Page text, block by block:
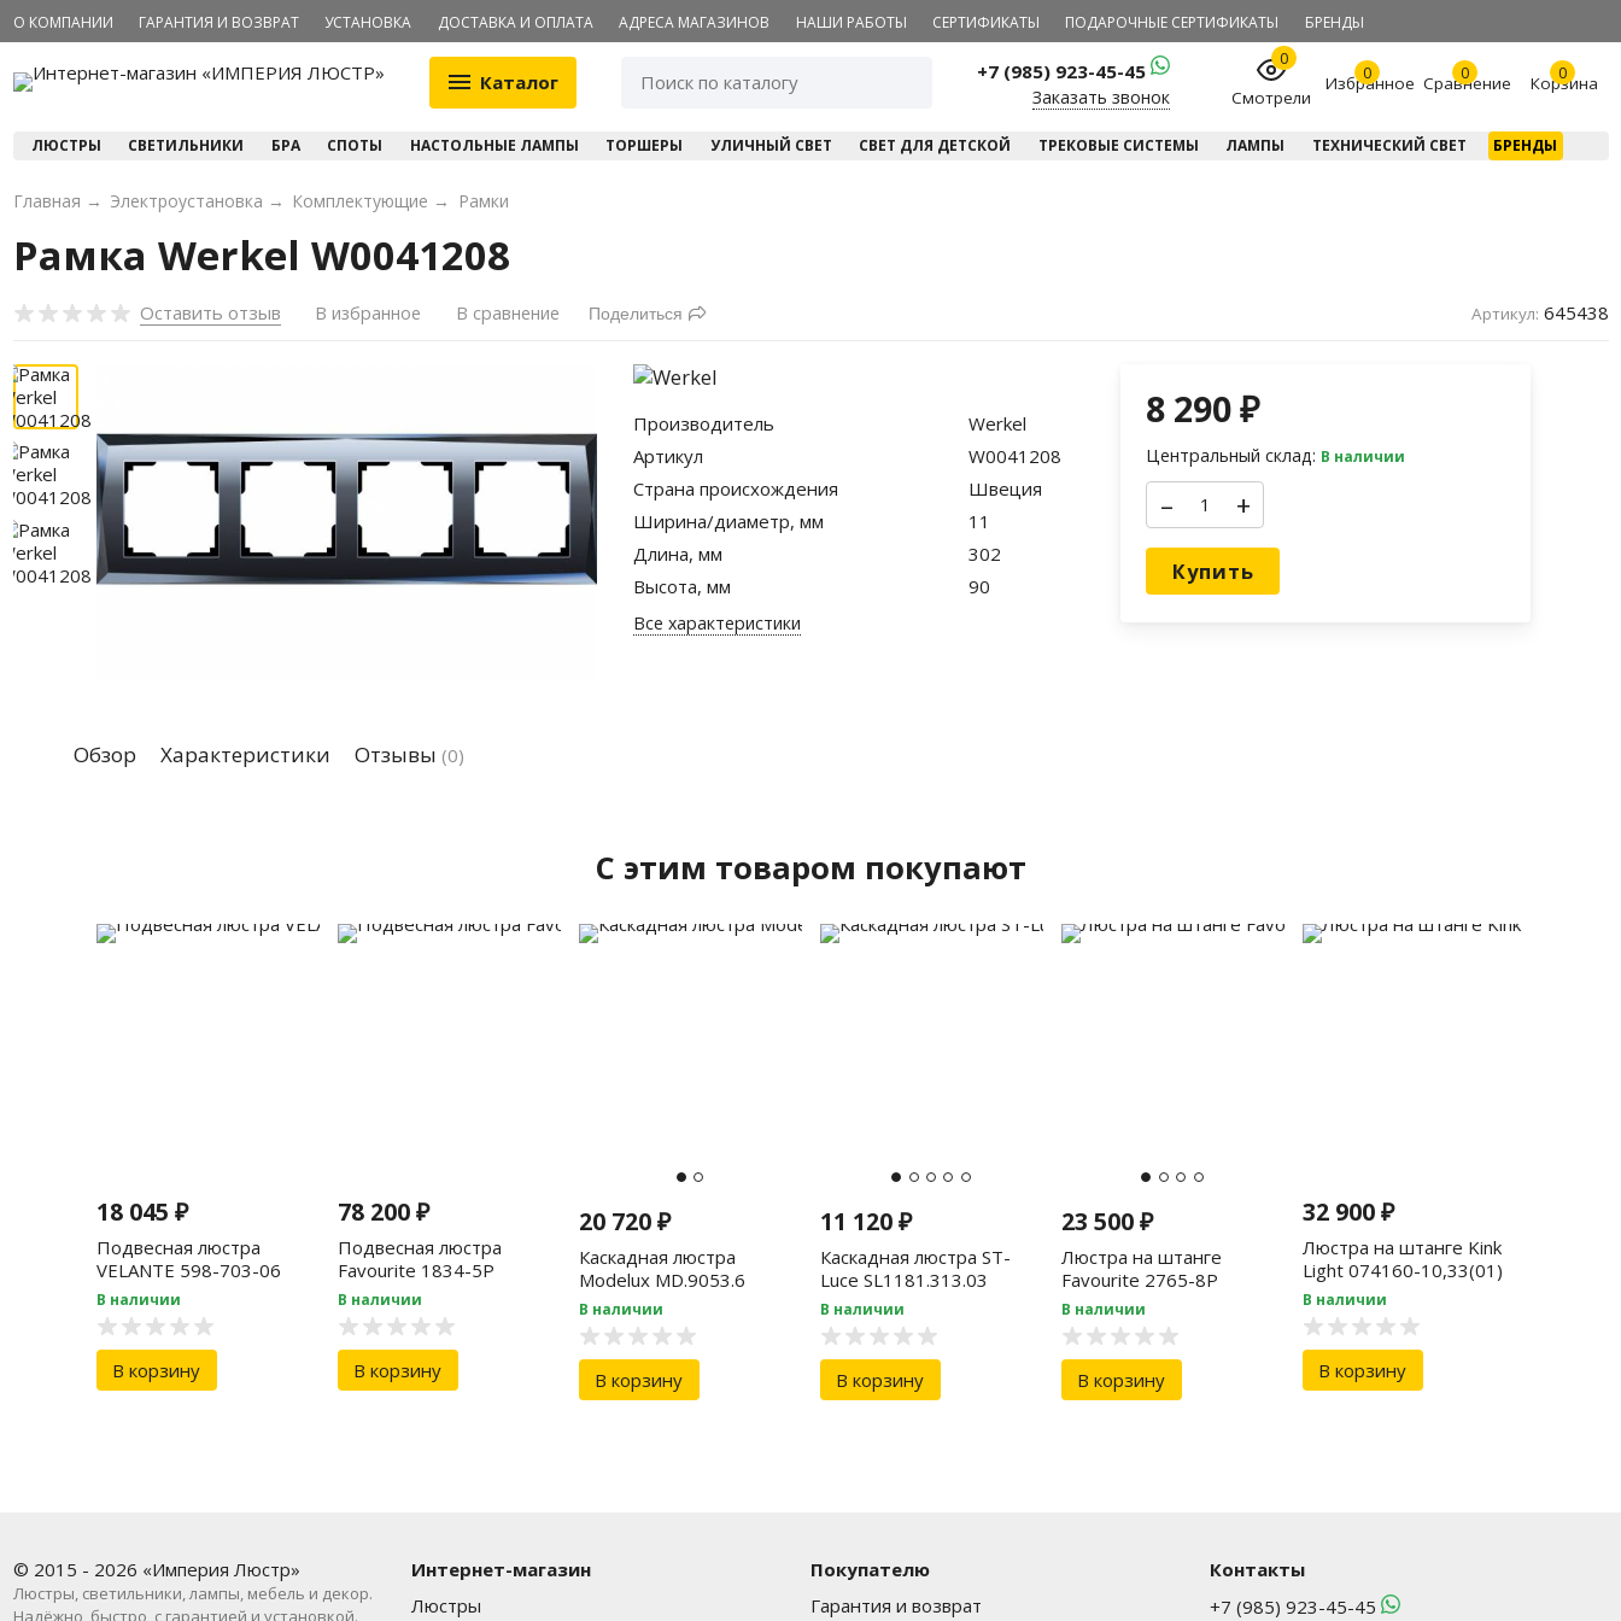
О КОМПАНИИ ГАРАНТИЯ И ВОЗВРАТ УСТАНОВКА ДОСТАВКА И ОПЛАТА АДРЕСА МАГАЗИНОВ НАШИ РАБОТЫ СЕРТИФИКАТЫ ПОДАРОЧНЫЕ СЕРТИФИКАТЫ БРЕНДЫ
Каталог +7 (985) 923-45-45
Заказать звонок
0
Смотрели
0
Избранное 0
Сравнение 0
Корзина
ЛЮСТРЫ СВЕТИЛЬНИКИ БРА СПОТЫ НАСТОЛЬНЫЕ ЛАМПЫ ТОРШЕРЫ УЛИЧНЫЙ СВЕТ СВЕТ ДЛЯ ДЕТСКОЙ ТРЕКОВЫЕ СИСТЕМЫ ЛАМПЫ ТЕХНИЧЕСКИЙ СВЕТ БРЕНДЫ
Главная → Электроустановка → Комплектующие → Рамки
Рамка Werkel W0041208
Оставить отзыв В избранное В сравнение Поделиться Артикул: 645438
Производитель
Werkel
Артикул
W0041208
Страна происхождения
Швеция
Ширина/диаметр, мм
11
Длина, мм
302
Высота, мм
90
Все характеристики
8 290₽
Центральный склад: В наличии
– +
Купить
Обзор Характеристики Отзывы (0)
C этим товаром покупают
18 045 ₽
Подвесная люстра
VELANTE 598-703-06
В наличии
В корзину
78 200₽
Подвесная люстра
Favourite 1834-5P
В наличии
В корзину
20 720₽
Каскадная люстра
Modelux MD.9053.6
В наличии
В корзину
11 120₽
Каскадная люстра ST-
Luce SL1181.313.03
В наличии
В корзину
23 500₽
Люстра на штанге
Favourite 2765-8P
В наличии
В корзину
32 900₽
Люстра на штанге Kink
Light 074160-10,33(01)
В наличии
В корзину
© 2015 - 2026 «Империя Люстр»
Люстры, светильники, лампы, мебель и декор.
Надёжно, быстро, с гарантией и установкой.
Интернет-магазин
Люстры
Покупателю
Гарантия и возврат
Контакты
+7 (985) 923-45-45